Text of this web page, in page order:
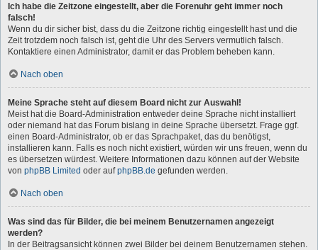
Ich habe die Zeitzone eingestellt, aber die Forenuhr geht immer noch
falsch!
Wenn du dir sicher bist, dass du die Zeitzone richtig eingestellt hast und die
Zeit trotzdem noch falsch ist, geht die Uhr des Servers vermutlich falsch.
Kontaktiere einen Administrator, damit er das Problem beheben kann.
Nach oben
Meine Sprache steht auf diesem Board nicht zur Auswahl!
Meist hat die Board-Administration entweder deine Sprache nicht installiert
oder niemand hat das Forum bislang in deine Sprache übersetzt. Frage ggf.
einen Board-Administrator, ob er das Sprachpaket, das du benötigst,
installieren kann. Falls es noch nicht existiert, würden wir uns freuen, wenn du
es übersetzen würdest. Weitere Informationen dazu können auf der Website
von phpBB Limited oder aufphpBB.de gefunden werden.
Nach oben
Was sind das für Bilder, die bei meinem Benutzernamen angezeigt
werden?
In der Beitragsansicht können zwei Bilder bei deinem Benutzernamen stehen.